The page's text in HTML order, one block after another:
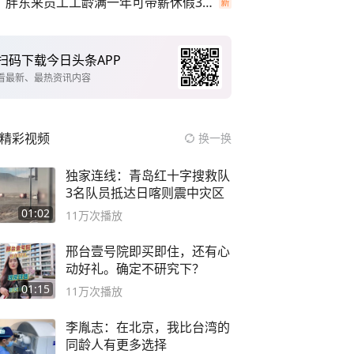
码下载今日头条APP
最新、最热资讯内容
精彩视频 换一换
01:02
独家连线：青岛红十字搜救队
3名队员抵达日喀则震中灾区
11万次播放
01:15
邢台壹号院即买即住，还有心
动好礼。确定不研究下？
11万次播放
李胤志：在北京，我比台湾的
同龄人有更多选择